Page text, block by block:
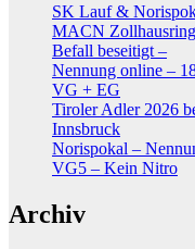
SK Lauf &
MACN Zollhausring
Befall beseitigt –
Nennung online –
VG + EG
Tiroler Adler 2026
Innsbruck
Norispokal –
VG5 – Kein Nitro
Archiv